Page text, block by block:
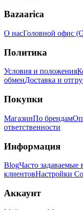
Bazaarica
О насГоловной офис
Политика
Условия и положения
обменДоставка и
Покупки
МагазинПо брендам
ответственности
Информация
BlogЧасто
клиентовНастройки
Аккаунт